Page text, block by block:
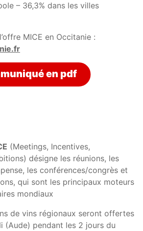
– 36,3% dans les villes
MICE en Occitanie :
en pdf
(Meetings, Incentives,
désigne les réunions, les
les conférences/congrès et
qui sont les principaux moteurs
mondiaux
de vins régionaux seront offertes
(Aude) pendant les 2 jours du